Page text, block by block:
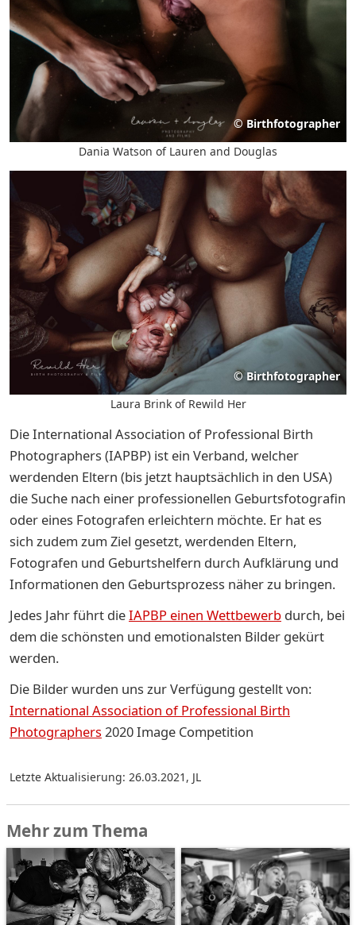
© Birthfotographer
Dania Watson of Lauren and Douglas
© Birthfotographer
Laura Brink of Rewild Her
Die International Association of Professional Birth
Photographers (IAPBP) ist ein Verband, welcher
werdenden Eltern (bis jetzt hauptsächlich in den USA)
die Suche nach einer professionellen Geburtsfotografin
oder eines Fotografen erleichtern möchte. Er hat es
sich zudem zum Ziel gesetzt, werdenden Eltern,
Fotografen und Geburtshelfern durch Aufklärung und
Informationen den Geburtsprozess näher zu bringen.
Jedes Jahr führt dieIAPBP einen Wettbewerb durch, bei
dem die schönsten und emotionalsten Bilder gekürt
werden.
Die Bilder wurden uns zur Verfügung gestellt von:
International Association of Professional Birth
Photographers2020 Image Competition
Letzte Aktualisierung: 26.03.2021 , JL
Mehr zum Thema